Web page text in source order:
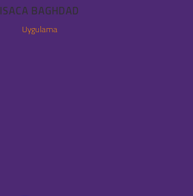
ISACA BAGHDAD
Uygulama